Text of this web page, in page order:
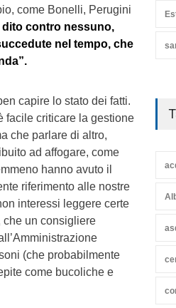
come Bonelli, Perugini
dito contro nessuno,
nel tempo, che
capire lo stato dei fatti.
facile criticare la gestione
che parlare di altro,
ad affogare, come
hanno avuto il
riferimento alle nostre
interessi leggere certe
che un consigliere
(che probabilmente
come bucoliche e